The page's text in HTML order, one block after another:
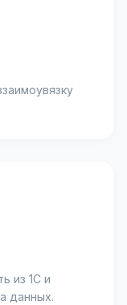
из 1С и
данных.